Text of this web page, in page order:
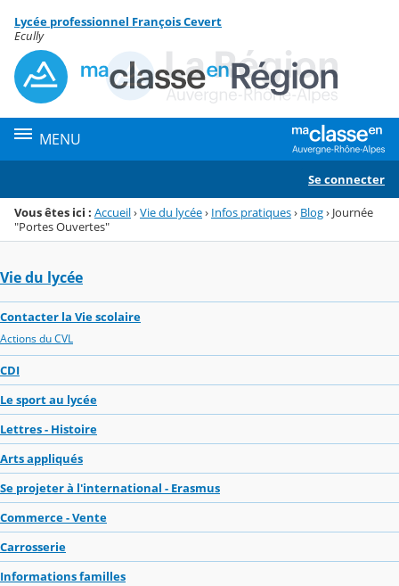
Menu de la rubrique
Contenu
Lycée professionnel François Cevert
Ecully
MENU
Se connecter
Vous êtes ici : Accueil›Vie du lycée› Infos pratiques› Blog› Journée
"Portes Ouvertes"
Vie du lycée
Contacter la Vie scolaire
Actions du CVL
CDI
Le sport au lycée
Lettres - Histoire
Arts appliqués
Se projeter à l'international - Erasmus
Commerce - Vente
Carrosserie
Informations familles